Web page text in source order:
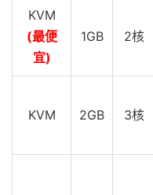
KVM
(最便
宜)
1GB 2核
KVM 2GB 3核